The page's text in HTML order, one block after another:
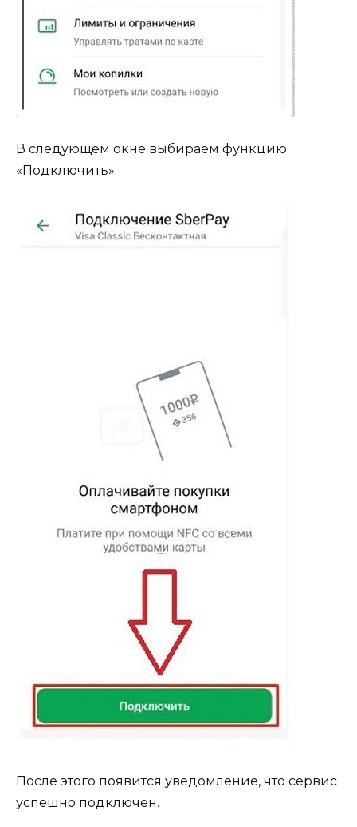
В следующем окне выбираем функцию
«Подключить».
После этого появится уведомление, что сервис
успешно подключен.